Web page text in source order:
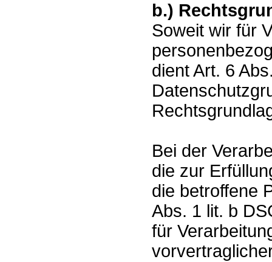
b.)
Soweit wir für
dient Art. 6
Bei der
die zur
die betroffene
Abs. 1 lit. b
für